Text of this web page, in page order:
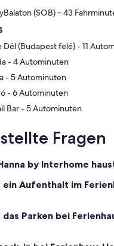
(SOB) – 43
‪MOL Balatonlelle Dél
‪Márton Cukrászda - ‬4 Autominuten
‪Geleta Cukrászda - ‬5 Autominuten
‪Kedvesem Bisztró - ‬6 Autominuten
‪Y Disco & Cocktail Bar - ‬5 Autominuten
Fragen
by Interhome
Aufenthalt im
Parken bei